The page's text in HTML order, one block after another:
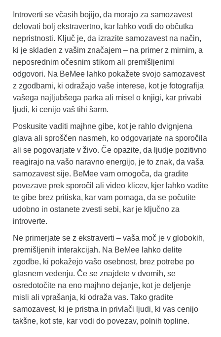
Introverti se včasih bojijo, da morajo za samozavest
delovati bolj ekstravertno, kar lahko vodi do občutka
nepristnosti. Ključ je, da izrazite samozavest na način,
ki je skladen z vašim značajem – na primer z mirnim, a
neposrednim očesnim stikom ali premišljenimi
odgovori. Na BeMee lahko pokažete svojo samozavest
z zgodbami, ki odražajo vaše interese, kot je fotografija
vašega najljubšega parka ali misel o knjigi, kar privabi
ljudi, ki cenijo vaš tihi šarm.
Poskusite vaditi majhne gibe, kot je rahlo dvignjena
glava ali sproščen nasmeh, ko odgovarjate na sporočila
ali se pogovarjate v živo. Če opazite, da ljudje pozitivno
reagirajo na vašo naravno energijo, je to znak, da vaša
samozavest sije. BeMee vam omogoča, da gradite
povezave prek sporočil ali video klicev, kjer lahko vadite
te gibe brez pritiska, kar vam pomaga, da se počutite
udobno in ostanete zvesti sebi, kar je ključno za
introverte.
Ne primerjate se z ekstraverti – vaša moč je v globokih,
premišljenih interakcijah. Na BeMee lahko delite
zgodbe, ki pokažejo vašo osebnost, brez potrebe po
glasnem vedenju. Če se znajdete v dvomih, se
osredotočite na eno majhno dejanje, kot je deljenje
misli ali vprašanja, ki odraža vas. Tako gradite
samozavest, ki je pristna in privlači ljudi, ki vas cenijo
takšne, kot ste, kar vodi do povezav, polnih topline.